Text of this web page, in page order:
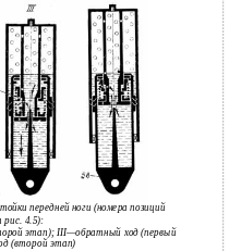
передней ноги (номера позиций
4.5):
этап); III—обратный ход (первый
(второй этап)